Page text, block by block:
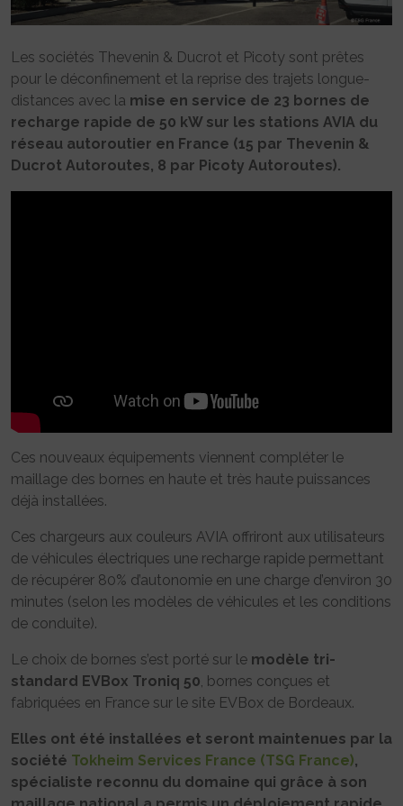
Les sociétés Thevenin & Ducrot et Picoty sont prêtes
pour le déconfinement et la reprise des trajets longue-
distances avec la mise en service de 23 bornes de
recharge rapide de 50 kW sur les stations AVIA du
réseau autoroutier en France (15 par Thevenin &
Ducrot Autoroutes, 8 par Picoty Autoroutes).
Ces nouveaux équipements viennent compléter le
maillage des bornes en haute et très haute puissances
déjà installées.
Ces chargeurs aux couleurs AVIA offriront aux utilisateurs
de véhicules électriques une recharge rapide permettant
de récupérer 80% d’autonomie en une charge d’environ 30
minutes (selon les modèles de véhicules et les conditions
de conduite).
Le choix de bornes s’est porté sur le modèle tri-
standard EVBox Troniq 50, bornes conçues et
fabriquées en France sur le site EVBox de Bordeaux.
Elles ont été installées et seront maintenues par la
société Tokheim Services France (TSG France),
spécialiste reconnu du domaine qui grâce à son